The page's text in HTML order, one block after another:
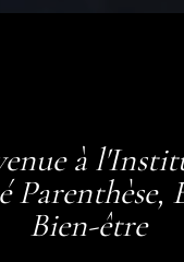
à
Parenthèse,
Bien-être